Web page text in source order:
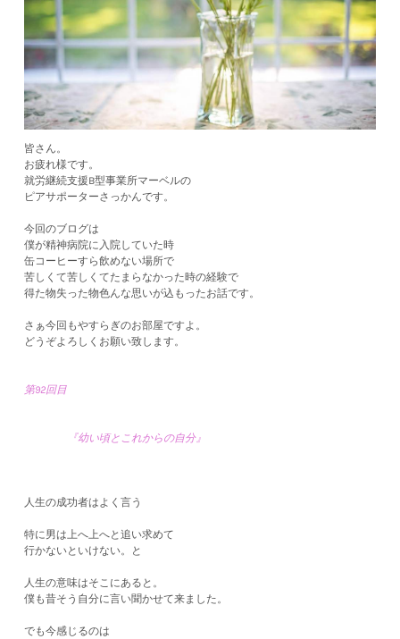
皆さん。
お疲れ様です。
就労継続支援B型事業所マーベルの
ピアサポーターさっかんです。
今回のブログは
僕が精神病院に入院していた時
缶コーヒーすら飲めない場所で
苦しくて苦しくてたまらなかった時の経験で
得た物失った物色んな思いが込もったお話です。
さぁ今回もやすらぎのお部屋ですよ。
どうぞよろしくお願い致します。
第92回目
『幼い頃とこれからの自分』
人生の成功者はよく言う
特に男は上へ上へと追い求めて
行かないといけない。と
人生の意味はそこにあると。
僕も昔そう自分に言い聞かせて来ました。
でも今感じるのは